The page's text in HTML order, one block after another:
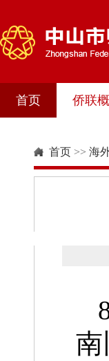
首页 侨联
首页 >> 海
南